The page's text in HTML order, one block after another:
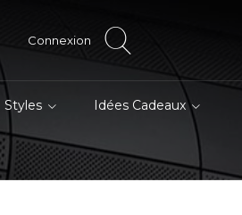
Connexion
Styles Idées Cadeaux